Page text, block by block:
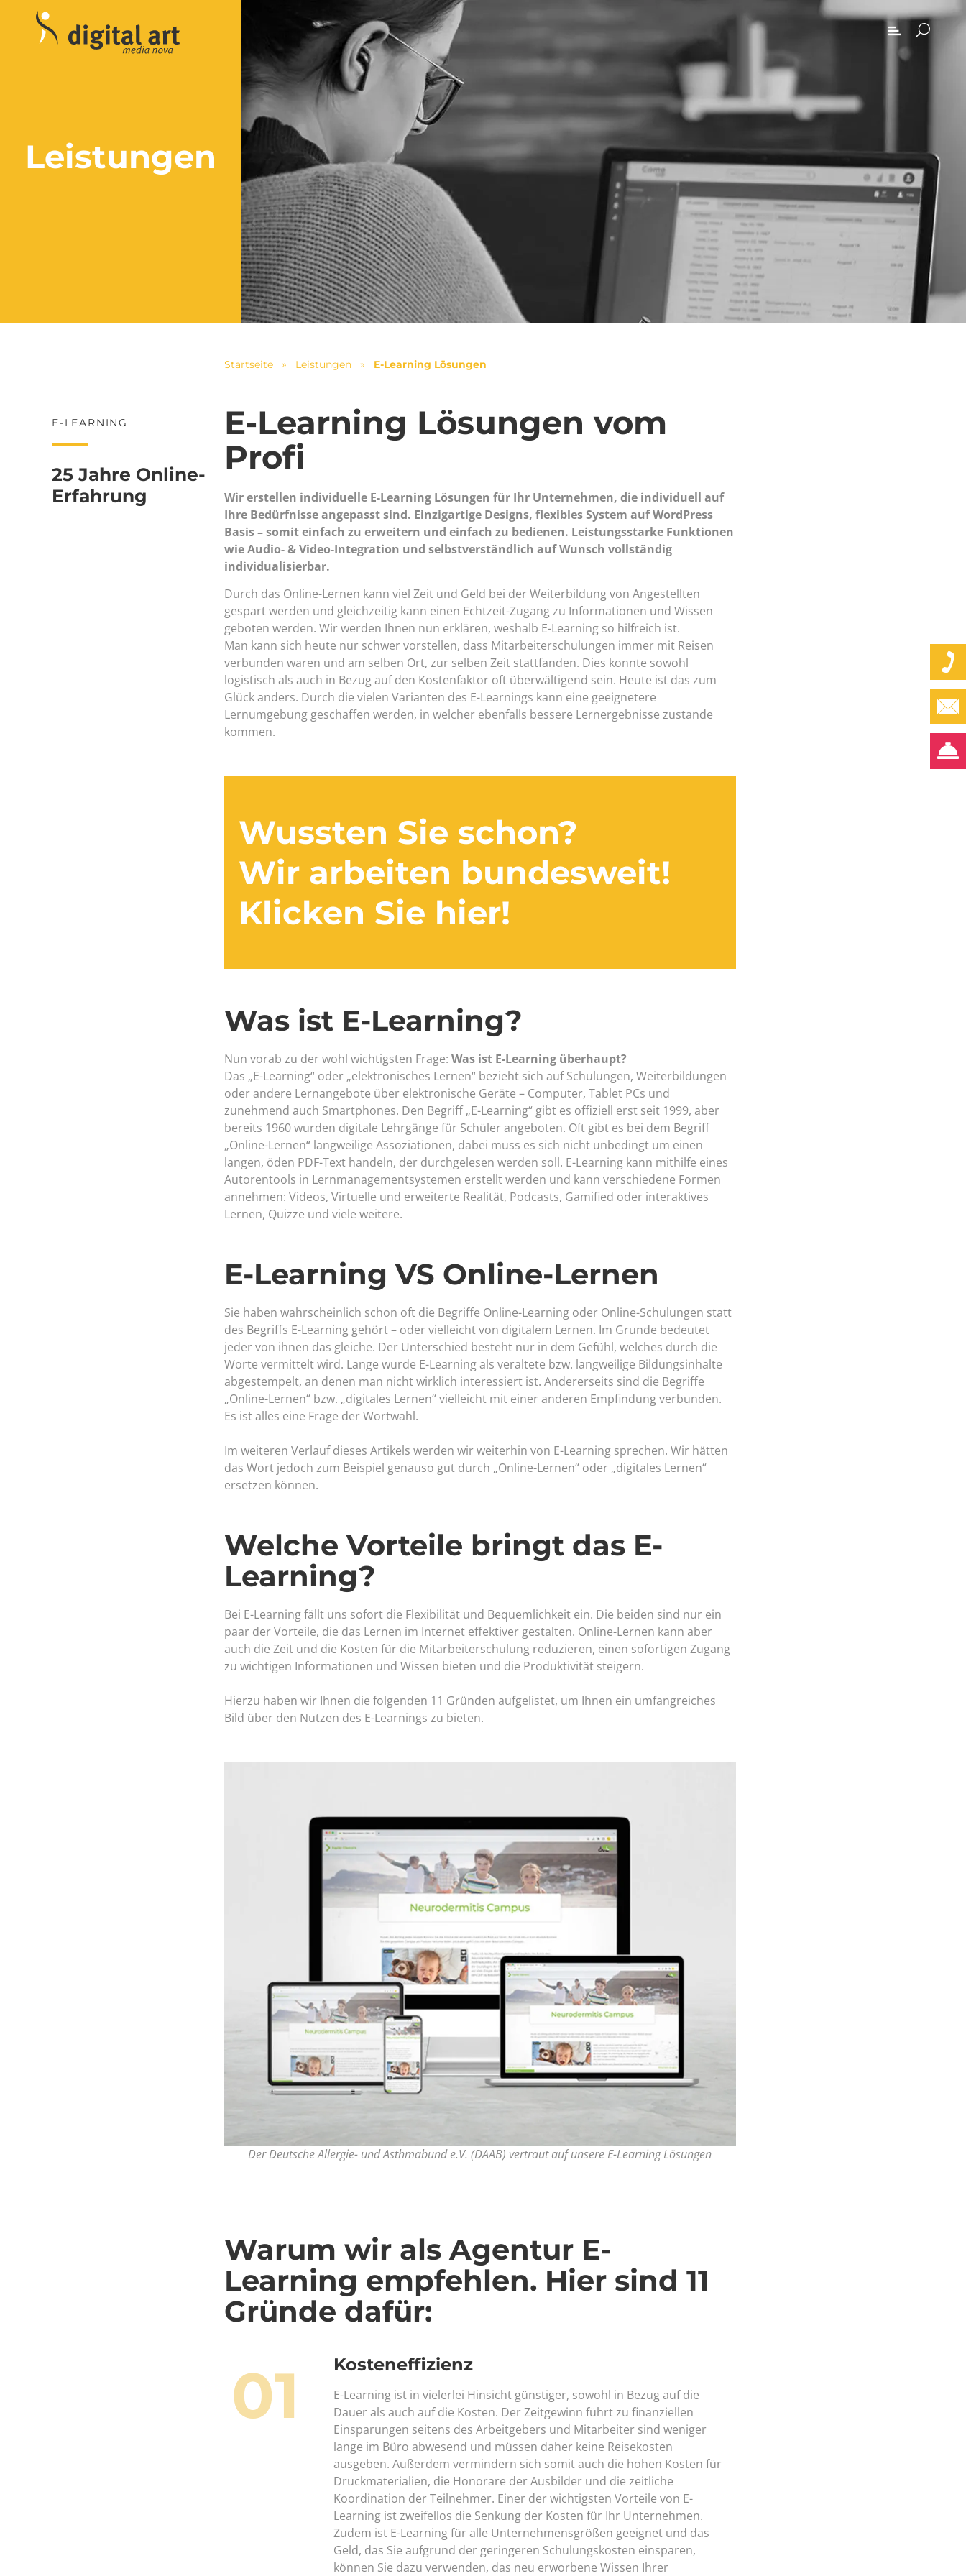
Leistungen
Startseite » Leistungen » E-Learning Lösungen
E-LEARNING
25 Jahre Online-
Erfahrung
E-Learning Lösungen vom
Profi
Wir erstellen individuelle E-Learning Lösungen für Ihr Unternehmen, die individuell auf
Ihre Bedürfnisse angepasst sind. Einzigartige Designs, flexibles System auf WordPress
Basis – somit einfach zu erweitern und einfach zu bedienen. Leistungsstarke Funktionen
wie Audio- & Video-Integration und selbstverständlich auf Wunsch vollständig
individualisierbar.
Durch das Online-Lernen kann viel Zeit und Geld bei der Weiterbildung von Angestellten
gespart werden und gleichzeitig kann einen Echtzeit-Zugang zu Informationen und Wissen
geboten werden. Wir werden Ihnen nun erklären, weshalb E-Learning so hilfreich ist.
Man kann sich heute nur schwer vorstellen, dass Mitarbeiterschulungen immer mit Reisen
verbunden waren und am selben Ort, zur selben Zeit stattfanden. Dies konnte sowohl
logistisch als auch in Bezug auf den Kostenfaktor oft überwältigend sein. Heute ist das zum
Glück anders. Durch die vielen Varianten des E-Learnings kann eine geeignetere
Lernumgebung geschaffen werden, in welcher ebenfalls bessere Lernergebnisse zustande
kommen.
Wussten Sie schon?
Wir arbeiten bundesweit!
Klicken Sie hier!
Was ist E-Learning?
Nun vorab zu der wohl wichtigsten Frage: Was ist E-Learning überhaupt?
Das „E-Learning“ oder „elektronisches Lernen“ bezieht sich auf Schulungen, Weiterbildungen
oder andere Lernangebote über elektronische Geräte – Computer, Tablet PCs und
zunehmend auch Smartphones. Den Begriff „E-Learning“ gibt es offiziell erst seit 1999, aber
bereits 1960 wurden digitale Lehrgänge für Schüler angeboten. Oft gibt es bei dem Begriff
„Online-Lernen“ langweilige Assoziationen, dabei muss es sich nicht unbedingt um einen
langen, öden PDF-Text handeln, der durchgelesen werden soll. E-Learning kann mithilfe eines
Autorentools in Lernmanagementsystemen erstellt werden und kann verschiedene Formen
annehmen: Videos, Virtuelle und erweiterte Realität, Podcasts, Gamified oder interaktives
Lernen, Quizze und viele weitere.
E-Learning VS Online-Lernen
Sie haben wahrscheinlich schon oft die Begriffe Online-Learning oder Online-Schulungen statt
des Begriffs E-Learning gehört – oder vielleicht von digitalem Lernen. Im Grunde bedeutet
jeder von ihnen das gleiche. Der Unterschied besteht nur in dem Gefühl, welches durch die
Worte vermittelt wird. Lange wurde E-Learning als veraltete bzw. langweilige Bildungsinhalte
abgestempelt, an denen man nicht wirklich interessiert ist. Andererseits sind die Begriffe
„Online-Lernen“ bzw. „digitales Lernen“ vielleicht mit einer anderen Empfindung verbunden.
Es ist alles eine Frage der Wortwahl.
Im weiteren Verlauf dieses Artikels werden wir weiterhin von E-Learning sprechen. Wir hätten
das Wort jedoch zum Beispiel genauso gut durch „Online-Lernen“ oder „digitales Lernen“
ersetzen können.
Welche Vorteile bringt das E-
Learning?
Bei E-Learning fällt uns sofort die Flexibilität und Bequemlichkeit ein. Die beiden sind nur ein
paar der Vorteile, die das Lernen im Internet effektiver gestalten. Online-Lernen kann aber
auch die Zeit und die Kosten für die Mitarbeiterschulung reduzieren, einen sofortigen Zugang
zu wichtigen Informationen und Wissen bieten und die Produktivität steigern.
Hierzu haben wir Ihnen die folgenden 11 Gründen aufgelistet, um Ihnen ein umfangreiches
Bild über den Nutzen des E-Learnings zu bieten.
Der Deutsche Allergie- und Asthmabund e.V. (DAAB) vertraut auf unsere E-Learning Lösungen
Warum wir als Agentur E-
Learning empfehlen. Hier sind 11
Gründe dafür:
01 Kosteneffizienz
E-Learning ist in vielerlei Hinsicht günstiger, sowohl in Bezug auf die
Dauer als auch auf die Kosten. Der Zeitgewinn führt zu finanziellen
Einsparungen seitens des Arbeitgebers und Mitarbeiter sind weniger
lange im Büro abwesend und müssen daher keine Reisekosten
ausgeben. Außerdem vermindern sich somit auch die hohen Kosten für
Druckmaterialien, die Honorare der Ausbilder und die zeitliche
Koordination der Teilnehmer. Einer der wichtigsten Vorteile von E-
Learning ist zweifellos die Senkung der Kosten für Ihr Unternehmen.
Zudem ist E-Learning für alle Unternehmensgrößen geeignet und das
Geld, das Sie aufgrund der geringeren Schulungskosten einsparen,
können Sie dazu verwenden, das neu erworbene Wissen Ihrer